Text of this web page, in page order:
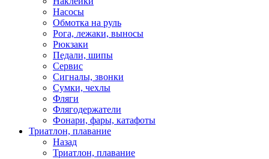
Насосы
Обмотка на руль
Рога, лежаки, выносы
Рюкзаки
Педали, шипы
Сервис
Сигналы, звонки
Сумки, чехлы
Фляги
Флягодержатели
Фонари, фары, катафоты
Триатлон, плавание
Назад
Триатлон, плавание